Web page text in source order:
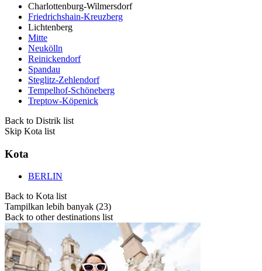
Charlottenburg-Wilmersdorf
Friedrichshain-Kreuzberg
Lichtenberg
Mitte
Neukölln
Reinickendorf
Spandau
Steglitz-Zehlendorf
Tempelhof-Schöneberg
Treptow-Köpenick
Back to Distrik list
Skip Kota list
Kota
BERLIN
Back to Kota list
Tampilkan lebih banyak (23)
Back to other destinations list